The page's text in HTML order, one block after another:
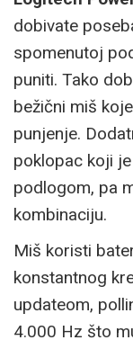
dobivate
spomenutoj
puniti. Tako
bežični miš
punjenje.
poklopac koji
podlogom, pa
kombinaciju.
Miš koristi
konstantnog
updateom,
4.000 Hz što